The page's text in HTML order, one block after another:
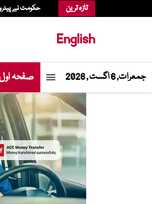
تازہ ترین حکومت نے
English
جمعرات, 6 اگست , 2026 صفحہ